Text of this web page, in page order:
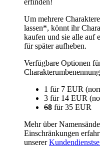
Um mehrere
lassen*, könnt ihr
kaufen und sie alle auf
für später aufheben.
Verfügbare Optionen
1 für 7 EUR
3 für 14 EUR
68 für 35 EUR
Mehr über
Einschränkungen
unserer